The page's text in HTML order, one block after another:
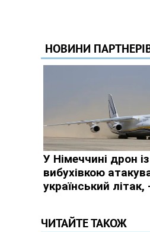
ЧИТАЙТЕ ТАКОЖ